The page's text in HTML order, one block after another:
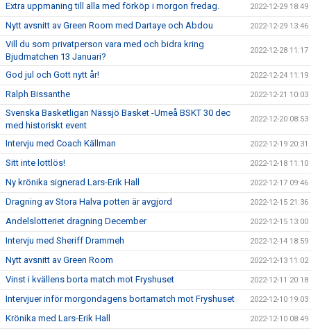
Extra uppmaning till alla med förköp i morgon fredag. 2022-12-29 18:49
Nytt avsnitt av Green Room med Dartaye och Abdou 2022-12-29 13:46
Vill du som privatperson vara med och bidra kring
Bjudmatchen 13 Januari?
2022-12-28 11:17
God jul och Gott nytt år! 2022-12-24 11:19
Ralph Bissanthe 2022-12-21 10:03
Svenska Basketligan Nässjö Basket -Umeå BSKT 30 dec
med historiskt event
2022-12-20 08:53
Intervju med Coach Källman 2022-12-19 20:31
Sitt inte lottlös! 2022-12-18 11:10
Ny krönika signerad Lars-Erik Hall 2022-12-17 09:46
Dragning av Stora Halva potten är avgjord 2022-12-15 21:36
Andelslotteriet dragning December 2022-12-15 13:00
Intervju med Sheriff Drammeh 2022-12-14 18:59
Nytt avsnitt av Green Room 2022-12-13 11:02
Vinst i kvällens borta match mot Fryshuset 2022-12-11 20:18
Intervjuer inför morgondagens bortamatch mot Fryshuset 2022-12-10 19:03
Krönika med Lars-Erik Hall 2022-12-10 08:49